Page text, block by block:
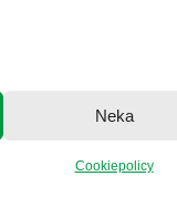
Neka
Cookiepolicy